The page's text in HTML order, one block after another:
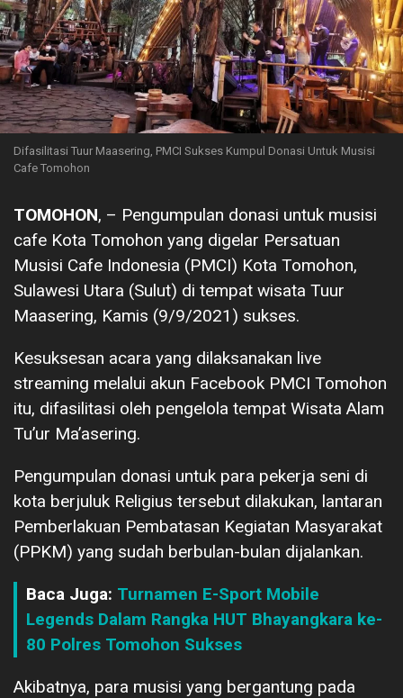
Difasilitasi Tuur Maasering, PMCI Sukses Kumpul Donasi Untuk Musisi
Cafe Tomohon
TOMOHON, – Pengumpulan donasi untuk musisi
cafe Kota Tomohon yang digelar Persatuan
Musisi Cafe Indonesia (PMCI) Kota Tomohon,
Sulawesi Utara (Sulut) di tempat wisata Tuur
Maasering, Kamis (9/9/2021) sukses.
Kesuksesan acara yang dilaksanakan live
streaming melalui akun Facebook PMCI Tomohon
itu, difasilitasi oleh pengelola tempat Wisata Alam
Tu’ur Ma’asering.
Pengumpulan donasi untuk para pekerja seni di
kota berjuluk Religius tersebut dilakukan, lantaran
Pemberlakuan Pembatasan Kegiatan Masyarakat
(PPKM) yang sudah berbulan-bulan dijalankan.
Baca Juga: Turnamen E-Sport Mobile
Legends Dalam Rangka HUT Bhayangkara ke-
80 Polres Tomohon Sukses
Akibatnya, para musisi yang bergantung pada